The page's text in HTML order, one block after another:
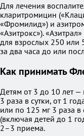
Для лечения
кларитромицин
«Фромилид») и
«Азитрокс»).
для взрослых 250 или
за два часа до или
Как принимать
Детям от 3 до 10 лет —
3 раза в сутки, от 1
или по 125 мг 3 раза в
(включая детей до 1
2–3 приема.